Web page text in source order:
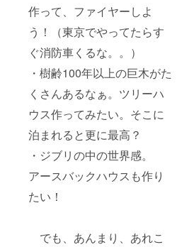
作って、ファイヤーしよ
う！（東京でやってたらす
ぐ消防車くるな。。）
・樹齢100年以上の巨木がた
くさんあるなぁ。ツリーハ
ウス作ってみたい。そこに
泊まれると更に最高？
・ジブリの中の世界感。
アースバックハウスも作り
たい！
でも、あんまり、あれこ